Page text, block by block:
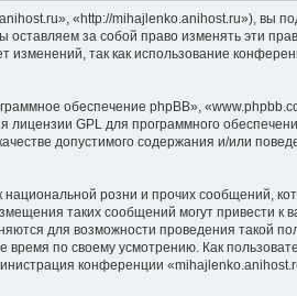
«http://mihajlenko.anihost.ru»), вы
за собой право изменять эти
так как использование
обеспечение phpBB»,
лицензии GPL для программного
допустимого содержания и/или
розни и прочих сообщений,
таких сообщений могут привести
для возможности проведения такой
по своему усмотрению. Как
конференции